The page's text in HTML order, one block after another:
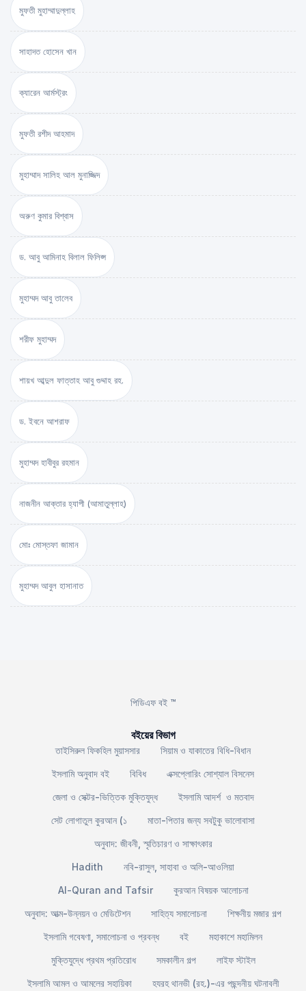
মুফতী মুহাম্মাদুল্লাহ
সাহাদত হোসেন খান
ক্যারেন আর্মস্ট্রং
মুফতী রশীদ আহমাদ
মুহাম্মাদ সালিহ আল মুনাজ্জিদ
অরুণ কুমার বিশ্বাস
ড. আবু আমিনাহ বিলাল ফিলিপ্স
মুহাম্মদ আবু তালেব
শরীফ মুহাম্মদ
শায়খ আব্দুল ফাত্তাহ আবু গুদ্দাহ রহ.
ড. ইবনে আশরাফ
মুহাম্মদ হাবীবুর রহমান
নাজনীন আক্তার হ্যাপী (আমাতুল্লাহ)
মোঃ মোস্তফা জামান
মুহাম্মদ আবুল হাসানাত
পিডিএফ বই ™
বইয়ের বিভাগ
তাইসিরুল ফিকহিল মুয়াসসার
সিয়াম ও যাকাতের বিধি-বিধান
ইসলামি অনুবাদ বই
বিবিধ
এক্সপ্লোরিং সোশ্যাল বিসনেস
জেলা ও সেক্টর-ভিত্তিক মুক্তিযুদ্ধ
ইসলামি আদর্শ ও মতবাদ
সেট লোগাতুল কুরআন (১
মাতা-পিতার জন্য সবটুকু ভালোবাসা
অনুবাদ: জীবনী, স্মৃতিচারণ ও সাক্ষাৎকার
Hadith
নবি-রাসুল, সাহাবা ও অলি-আওলিয়া
Al-Quran and Tafsir
কুরআন বিষয়ক আলোচনা
অনুবাদ: আত্ম-উন্নয়ন ও মেডিটেশন
সাহিত্য সমালোচনা
শিক্ষনীয় মজার গল্প
ইসলামি গবেষণা, সমালোচনা ও প্রবন্ধ
বই
মহাকাশে মহামিলন
মুক্তিযুদ্ধে প্রথম প্রতিরোধ
সমকালীন গল্প
লাইফ স্টাইল
ইসলামি আমল ও আমলের সহায়িকা
হযরহ থানভী (রহ.)-এর পছন্দনীয় ঘটনাবলী